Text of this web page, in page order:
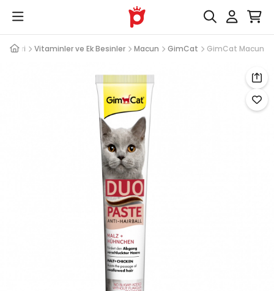
Vitaminler ve Ek Besinler Macun GimCat GimCat Macun